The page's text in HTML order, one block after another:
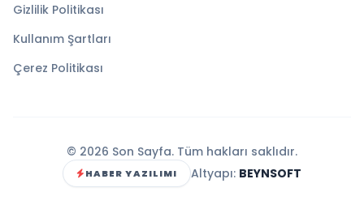
Gizlilik Politikası
Kullanım Şartları
Çerez Politikası
© 2026 Son Sayfa. Tüm hakları saklıdır.
HABER YAZILIMI Altyapı: BEYNSOFT